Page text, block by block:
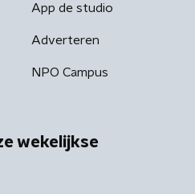
App de studio
Adverteren
NPO Campus
wekelijkse